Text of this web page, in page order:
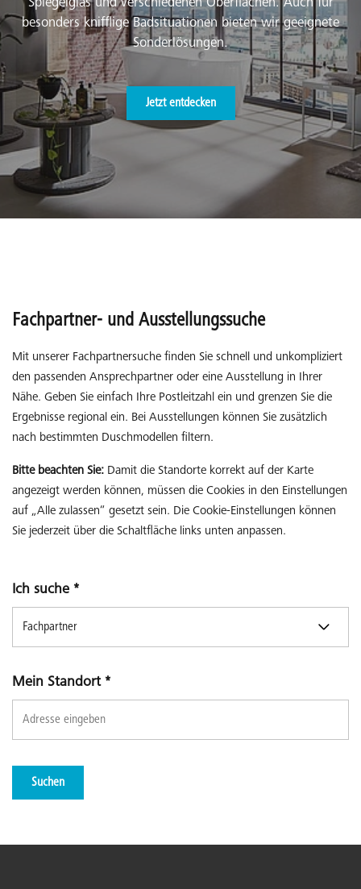
Spiegelglas und verschiedenen Oberflächen. Auch für
besonders knifflige Badsituationen bieten wir geeignete
Sonderlösungen.
Jetzt entdecken
Fachpartner- und Ausstellungssuche
Mit unserer Fachpartnersuche finden Sie schnell und unkompliziert
den passenden Ansprechpartner oder eine Ausstellung in Ihrer
Nähe. Geben Sie einfach Ihre Postleitzahl ein und grenzen Sie die
Ergebnisse regional ein. Bei Ausstellungen können Sie zusätzlich
nach bestimmten Duschmodellen filtern.
Bitte beachten Sie: Damit die Standorte korrekt auf der Karte
angezeigt werden können, müssen die Cookies in den Einstellungen
auf „Alle zulassen“ gesetzt sein. Die Cookie-Einstellungen können
Sie jederzeit über die Schaltfläche links unten anpassen.
Ich suche *
Mein Standort *
Suchen